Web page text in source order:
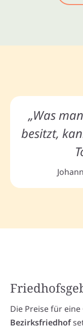
„Was
besitzt,
Die Preise für
Bezirksfriedhof